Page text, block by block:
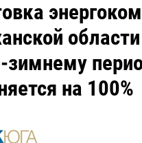
зимнему
на 100%